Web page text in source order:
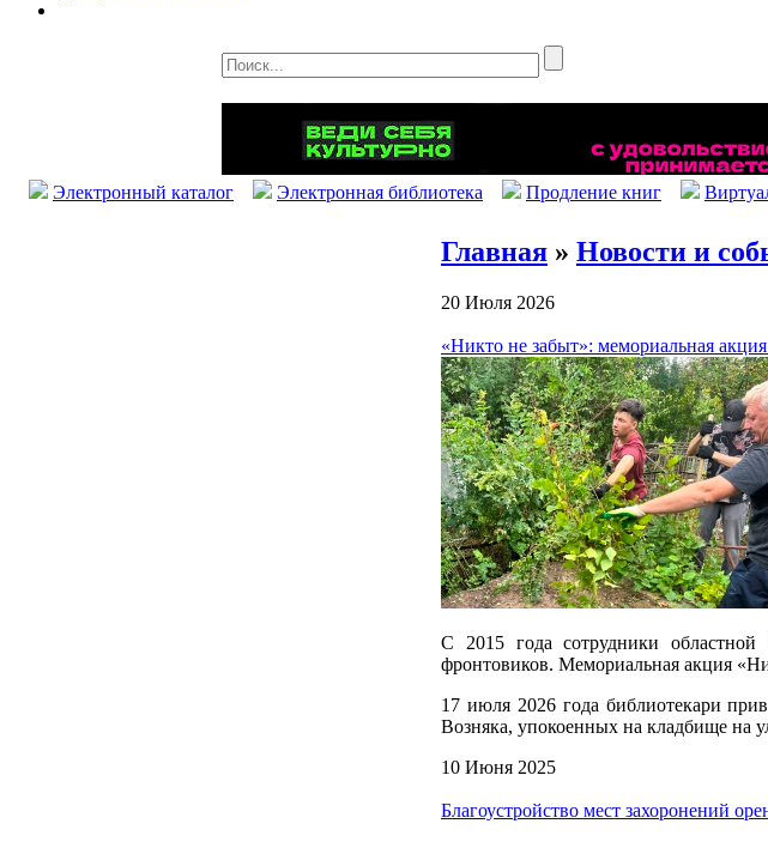
Электронный каталог Электронная библиотека Продление книг
Главная » Новости и
20 Июля 2026
«Никто не забыт»: мемориальная
С 2015 года сотрудники
фронтовиков. Мемориальная акция
17 июля 2026 года библиотекари
Возняка, упокоенных на кладбище на
10 Июня 2025
Благоустройство мест захоронений